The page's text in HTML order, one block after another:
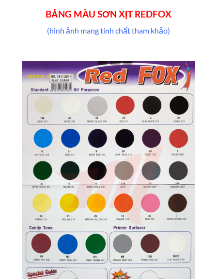
BẢNG MÀU SƠN XỊT REDFOX
(hình ảnh mang tính chất tham khảo)